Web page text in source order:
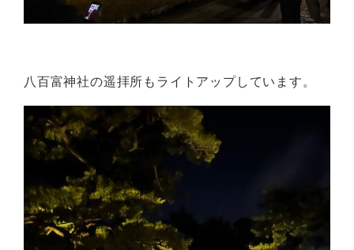
八百富神社の遥拝所もライトアップしています。